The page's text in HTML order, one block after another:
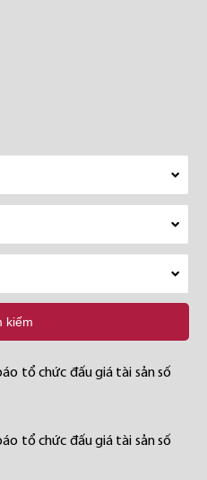
kiếm
tổ chức đấu giá tài sản số
tổ chức đấu giá tài sản số